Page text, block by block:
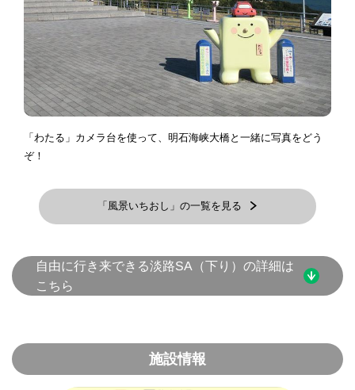
「わたる」カメラ台を使って、明石海峡大橋と一緒に写真をどう
ぞ！
「風景いちおし」の一覧を見る
自由に行き来できる淡路SA（下り）の詳細は
こちら
施設情報